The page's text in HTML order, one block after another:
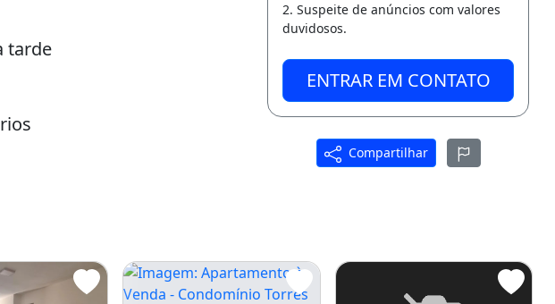
tarde
2. Suspeite de anúncios com valores
duvidosos.
ENTRAR EM CONTATO
Compartilhar